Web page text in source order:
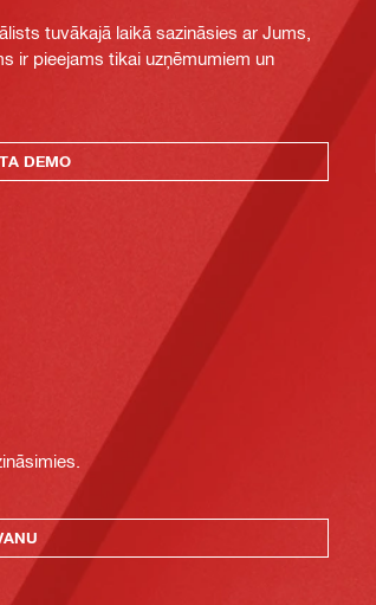
tuvākajā laikā sazināsies ar Jums,
ir pieejams tikai uzņēmumiem un
DEMO